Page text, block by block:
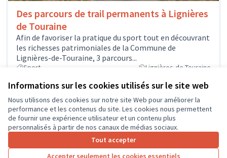
Informations sur les cookies utilisés sur le site web
Nous utilisons des cookies sur notre site Web pour améliorer la
performance et les contenus du site. Les cookies nous permettent
de fournir une expérience utilisateur et un contenu plus
personnalisés à partir de nos canaux de médias sociaux.
Tout accepter
Accepter seulement les cookies essentiels
Des parcours de trail permanents à Lignières
de Touraine
Afin de favoriser la pratique du sport tout en découvrant
les richesses patrimoniales de la Commune de
Lignières-de-Touraine, 3 parcours...
Sport Lignières-de-Touraine